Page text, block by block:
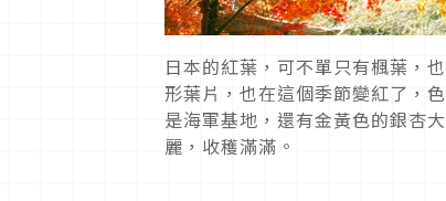
日本的紅葉，可不單只有楓葉，
形葉片 ，也在這個季節變紅了，
是海軍基地，還有金黃色的銀杏
麗，收穫滿滿。